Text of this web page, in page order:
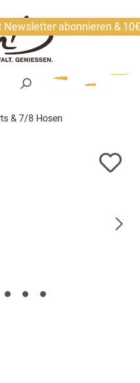
abonnieren & 10€
& 7/8 Hosen